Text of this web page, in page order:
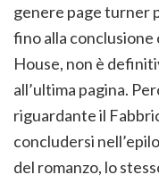
genere page turner
fino alla conclusione
House, non è
all’ultima pagina.
riguardante il
concludersi
del romanzo, lo